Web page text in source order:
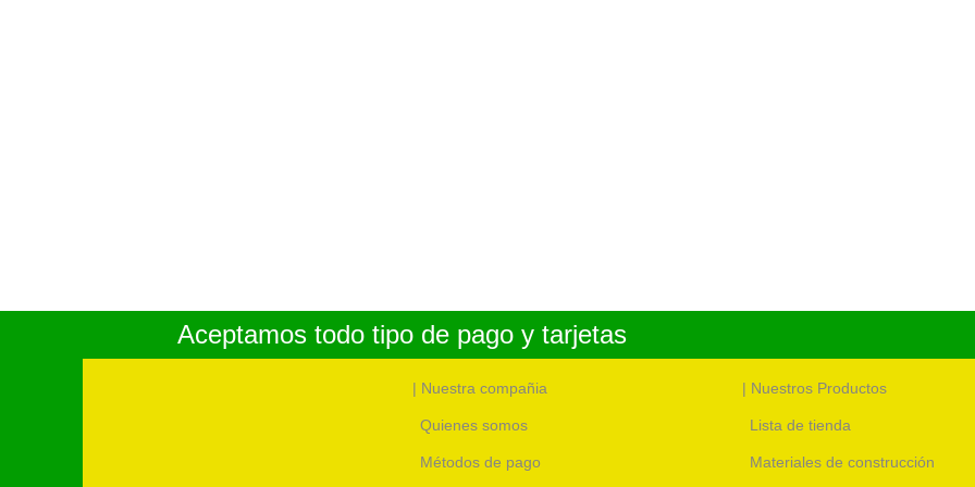
Aceptamos todo tipo de pago y tarjetas
| Nuestra compañia
Quienes somos
Métodos de pago
| Nuestros Productos
Lista de tienda
Materiales de construcción